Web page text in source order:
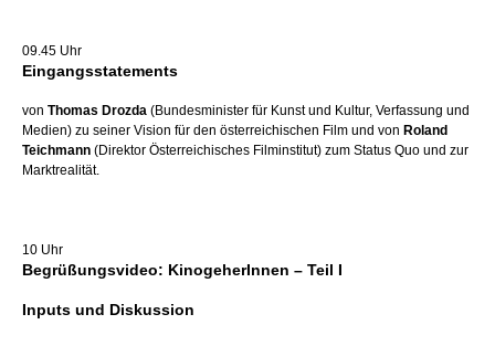
09.45 Uhr
Eingangsstatements
von Thomas Drozda (Bundesminister für Kunst und Kultur, Verfassung und
Medien) zu seiner Vision für den österreichischen Film und von Roland
Teichmann (Direktor Österreichisches Filminstitut) zum Status Quo und zur
Marktrealität.
10 Uhr
Begrüßungsvideo: KinogeherInnen – Teil I
Inputs und Diskussion